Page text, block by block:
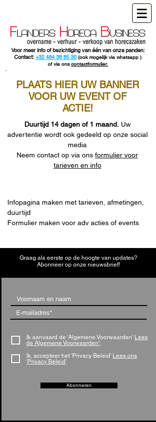
Voor meer info of bezichtiging van één van onze panden:
Contact: +32 484 38 85 30 (ook mogelijk via whatsapp )
of via ons contactformulier.
PLAATS HIER UW BANNER
VOOR UW EVENT OF
ACTIE!
Duurtijd 14 dagen of 1 maand.Uw
advertentie wordt ook gedeeld op onze social
media
Neem contact op via ons formulier voor
tarieven en info
Infopagina maken met tarieven, afmetingen,
duurtijd
Formulier maken voor adv acties of events
Graag als eerste op de hoogte van updates?
Abonneer op onze nieuwsbrief!
Ik aanvaard de 'Algemene Voorwaarden' Lees
de Algemene Voorwaarden';
Ik, accepteer het 'Privacy Beleid' Lees ons
'Privacy Beleid'
Abonneren